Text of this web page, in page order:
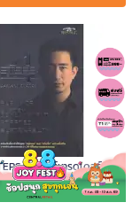
ซุปเปอร์เทรดเดอร์
ลิชชิ่ง